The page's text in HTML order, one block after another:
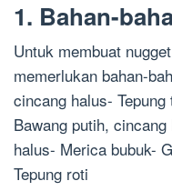
1. Bahan-
Untuk membuat
memerlukan bahan-
cincang halus-
Bawang putih,
halus- Merica bubuk-
Tepung roti